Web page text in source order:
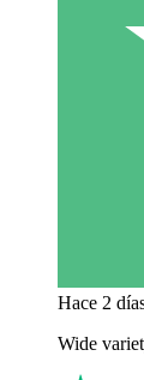
Hace 2
Wide